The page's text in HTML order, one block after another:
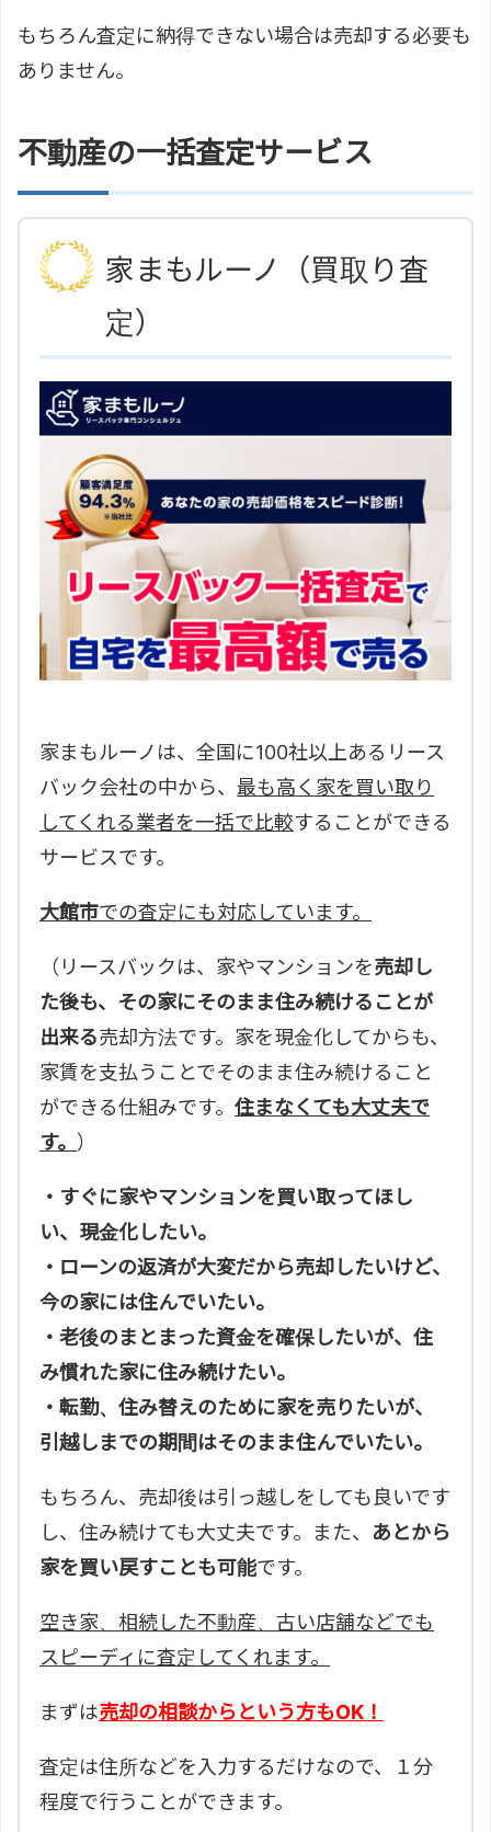
もちろん査定に納得できない場合は売却する必要も
ありません。
不動産の一括査定サービス
家まもルーノ（買取り査
定）
家まもルーノは、全国に100社以上あるリース
バック会社の中から、 最も高く家を買い取り
してくれる業者を一括で比較することができる
サービスです。
大館市での査定にも対応しています。
（リースバックは、家やマンションを売却し
た後も、その家にそのまま住み続けることが
出来る売却方法です。家を現金化してからも、
家賃を支払うことでそのまま住み続けること
ができる仕組みです。 住まなくても大丈夫で
す。 ）
・すぐに家やマンションを買い取ってほし
い、現金化したい。
・ローンの返済が大変だから売却したいけど、
今の家には住んでいたい。
・老後のまとまった資金を確保したいが、住
み慣れた家に住み続けたい。
・転勤、住み替えのために家を売りたいが、
引越しまでの期間はそのまま住んでいたい。
もちろん、売却後は引っ越しをしても良いです
し、住み続けても大丈夫です。また、 あとから
家を買い戻すことも可能です。
空き家、相続した不動産、古い店舗などでも
スピーディに査定してくれます。
まずは売却の相談からという方もOK！
査定は住所などを入力するだけなので、１分
程度で行うことができます。